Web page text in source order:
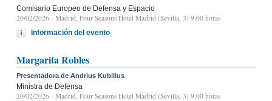
Comisario Europeo de Defensa y Espacio
20/02/2026 - Madrid, Four Seasons Hotel Madrid (Sevilla, 3) 9:00 horas
Información del evento
Margarita Robles
Presentadora de Andrius Kubilius
Ministra de Defensa
20/02/2026 - Madrid, Four Seasons Hotel Madrid (Sevilla, 3) 9:00 horas